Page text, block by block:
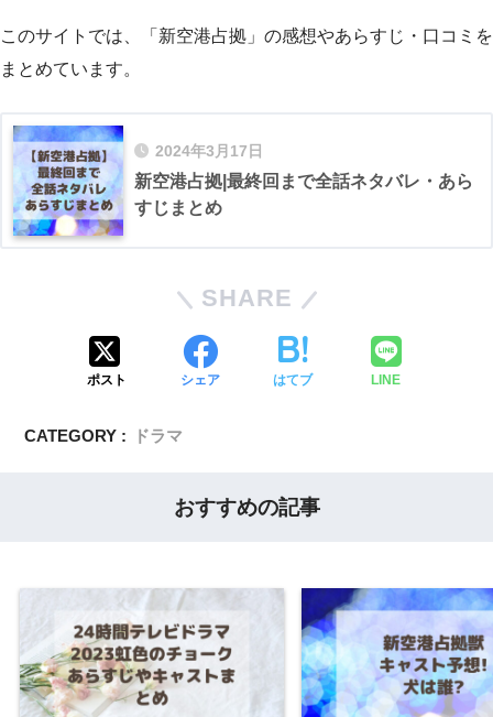
このサイトでは、「新空港占拠」の感想やあらすじ・口コミを
まとめています。
2024年3月17日
新空港占拠|最終回まで全話ネタバレ・あら
すじまとめ
SHARE
ポスト シェア はてブ LINE
CATEGORY : ドラマ
おすすめの記事